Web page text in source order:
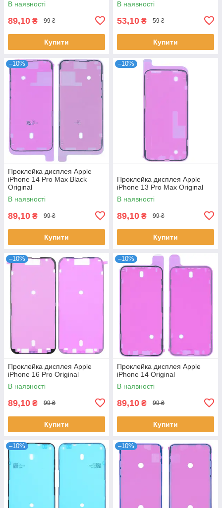
В наявності
89,10 ₴ 99 ₴
Купити
В наявності
53,10 ₴ 59 ₴
Купити
–10%
Проклейка дисплея Apple
iPhone 14 Pro Max Black
Original
В наявності
89,10 ₴ 99 ₴
Купити
–10%
Проклейка дисплея Apple
iPhone 13 Pro Max Original
В наявності
89,10 ₴ 99 ₴
Купити
–10%
Проклейка дисплея Apple
iPhone 16 Pro Original
В наявності
89,10 ₴ 99 ₴
Купити
–10%
Проклейка дисплея Apple
iPhone 14 Original
В наявності
89,10 ₴ 99 ₴
Купити
–10% –10%